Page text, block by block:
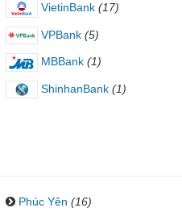
VietinBank (17)
VPBank (5)
MBBank (1)
ShinhanBank (1)
Phúc Yên (16)